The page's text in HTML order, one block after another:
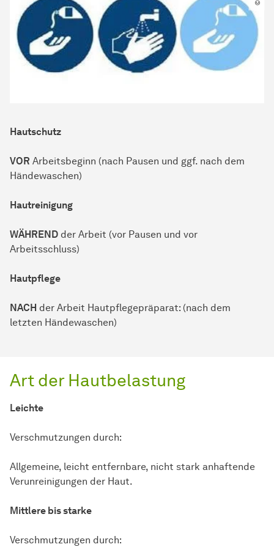
Hautschutz
VOR Arbeitsbeginn (nach Pausen und ggf. nach dem
Händewaschen)
Hautreinigung
WÄHREND der Arbeit (vor Pausen und vor
Arbeitsschluss)
Hautpflege
NACH der Arbeit Hautpflegepräparat: (nach dem
letzten Händewaschen)
Art der Hautbelastung
Leichte
Verschmutzungen durch:
Allgemeine, leicht entfernbare, nicht stark anhaftende
Verunreinigungen der Haut.
Mittlere bis starke
Verschmutzungen durch: